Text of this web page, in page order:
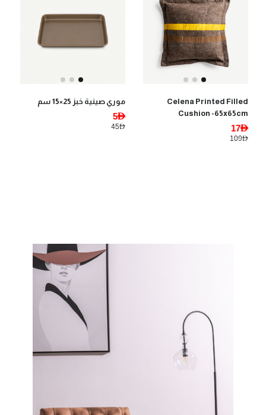
Celena Printed Filled
Cushion -65x65cm
17AED
109AED
موري صينية خبز 25×15 سم
5AED
45AED